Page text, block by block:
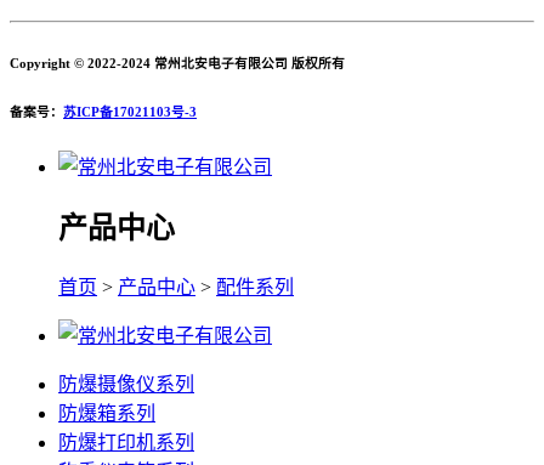
Copyright © 2022-2024 常州北安电子有限公司 版权所有
备案号： 苏ICP备17021103号-3
产品中心
首页 > 产品中心 > 配件系列
防爆摄像仪系列
防爆箱系列
防爆打印机系列